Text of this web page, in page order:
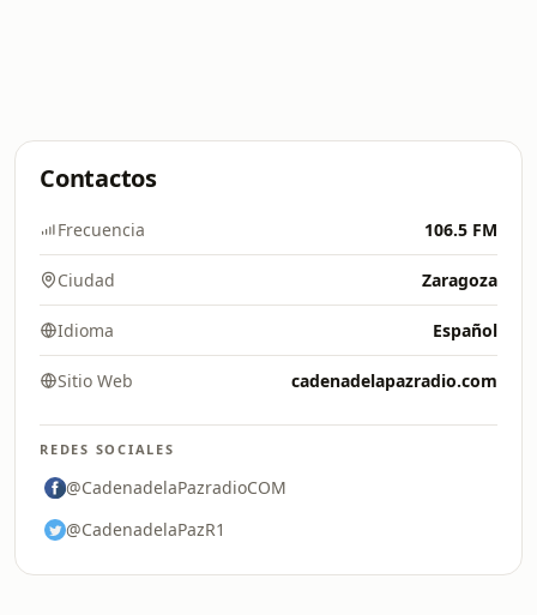
Contactos
Frecuencia 106.5 FM
Ciudad Zaragoza
Idioma Español
Sitio Web cadenadelapazradio.com
REDES SOCIALES
@CadenadelaPazradioCOM
@CadenadelaPazR1